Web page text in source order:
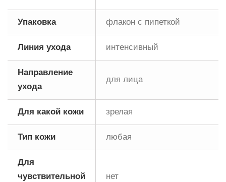
Упаковка флакон с пипеткой
Линия ухода интенсивный
Направление
ухода
для лица
Для какой кожи зрелая
Тип кожи любая
Для
чувствительной
нет